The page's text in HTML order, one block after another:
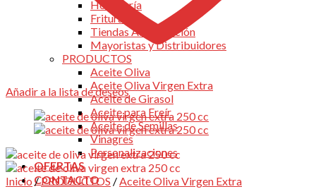
Hostelería
Fritura
Tiendas Alimentación
Mayoristas y Distribuidores
PRODUCTOS
Aceite Oliva
Aceite Oliva Virgen Extra
Aceite de Girasol
Aceite para Freír
Aceite de Semillas
Vinagres
Personalizaciones
OFERTAS
CONTACTO
Añadir a la lista de deseos
Inicio /PRODUCTOS /Aceite Oliva Virgen Extra